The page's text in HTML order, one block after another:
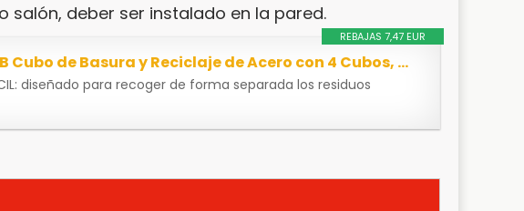
salón, deber ser instalado en la pared.
REBAJAS 7,47 EUR
Arregui Basic CR601-B Cubo de Basura y Reciclaje de Acero con 4 Cubos, Metal, Blanco, 90,5 x...
diseñado para recoger de forma separada los residuos